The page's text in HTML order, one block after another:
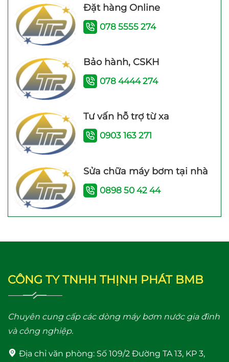
minh cho máy bơm
bảo hành 4 năm
Máy bơm nước trợ lực
đẩy cao Samico 200w
tốt nhất hiện nay
Máy bơm tăng áp điện
Tháng
Máy bơm tăng áp JLm
Đặt hàng Online
078 5555 274
Bảo hành, CSKH
078 4444 274
Tư vấn hỗ trợ từ xa
0903 163 271
Sửa chữa máy bơm tại nhà
0898 50 42 44
CÔNG TY TNHH THỊNH PHÁT BMB
Chuyên cung cấp các dòng máy bơm nước gia đình
và công nghiệp.
Địa chỉ văn phòng: Số 109/2 Đường TA 13, KP 3,